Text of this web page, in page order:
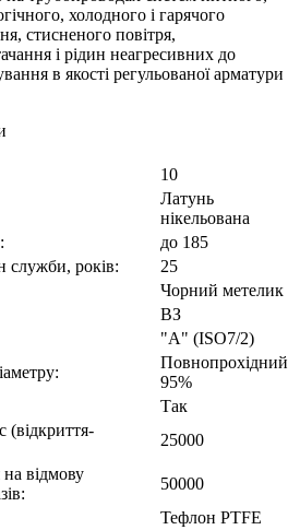
холодного і гарячого
стисненого повітря,
і рідин неагресивних до
в якості регульованої арматури
10
Латунь
нікельована
до 185
служби, років:
25
Чорний метелик
ВЗ
"А" (ISO7/2)
Повнопрохідний
95%
Так
(відкриття-
25000
відмову
50000
Тефлон PTFE